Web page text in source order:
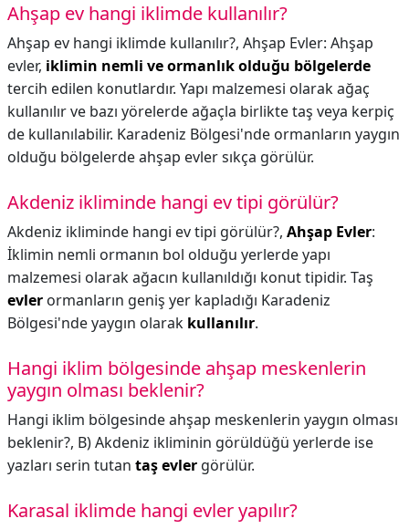
Ahşap ev hangi iklimde kullanılır?
Ahşap ev hangi iklimde kullanılır?, Ahşap Evler: Ahşap
evler, iklimin nemli ve ormanlık olduğu bölgelerde
tercih edilen konutlardır. Yapı malzemesi olarak ağaç
kullanılır ve bazı yörelerde ağaçla birlikte taş veya kerpiç
de kullanılabilir. Karadeniz Bölgesi'nde ormanların yaygın
olduğu bölgelerde ahşap evler sıkça görülür.
Akdeniz ikliminde hangi ev tipi görülür?
Akdeniz ikliminde hangi ev tipi görülür?, Ahşap Evler:
İklimin nemli ormanın bol olduğu yerlerde yapı
malzemesi olarak ağacın kullanıldığı konut tipidir. Taş
evler ormanların geniş yer kapladığı Karadeniz
Bölgesi'nde yaygın olarak kullanılır.
Hangi iklim bölgesinde ahşap meskenlerin
yaygın olması beklenir?
Hangi iklim bölgesinde ahşap meskenlerin yaygın olması
beklenir?, B) Akdeniz ikliminin görüldüğü yerlerde ise
yazları serin tutan taş evler görülür.
Karasal iklimde hangi evler yapılır?